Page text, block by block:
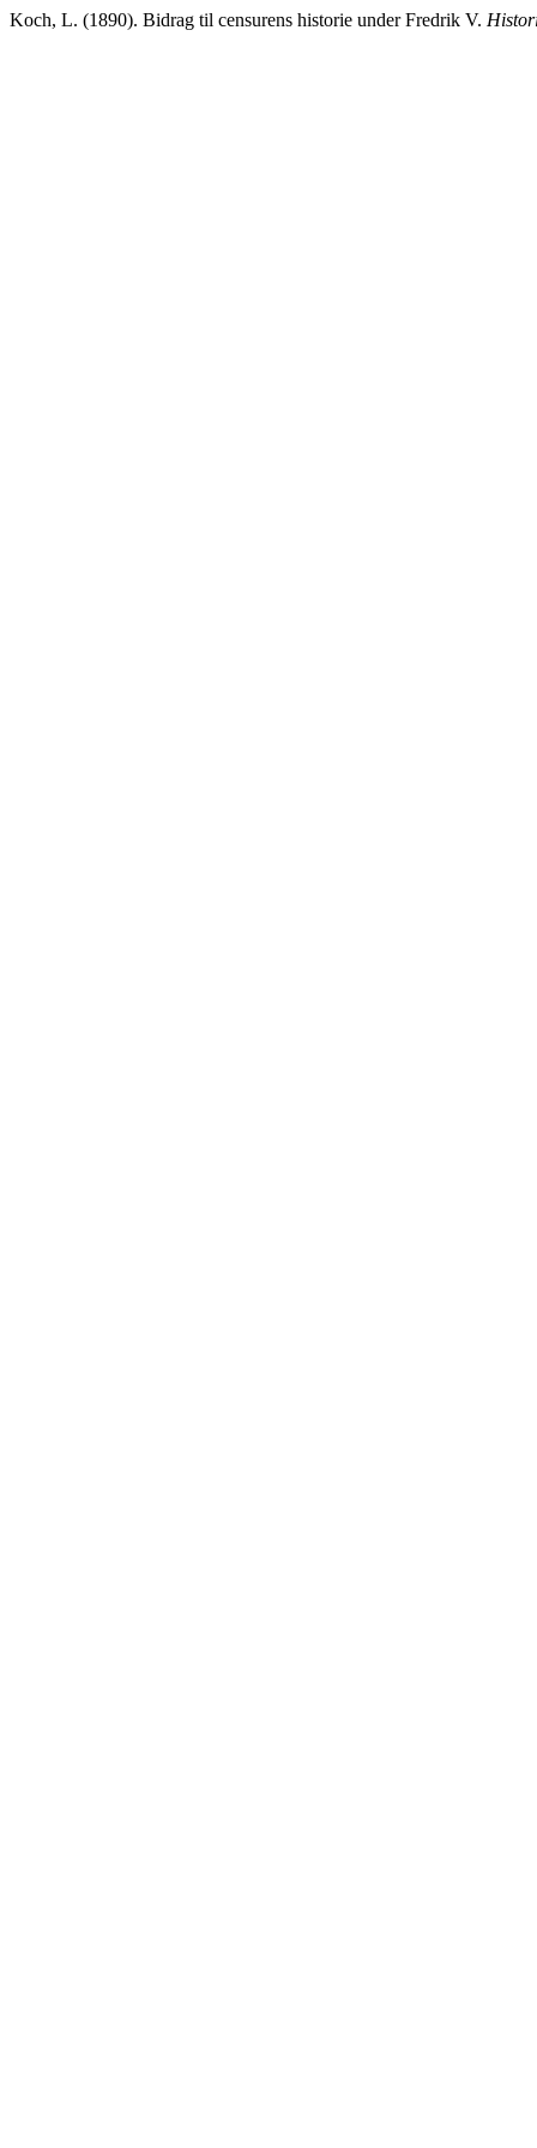
Koch, L. (1890). Bidrag til censurens historie under Fredrik V.